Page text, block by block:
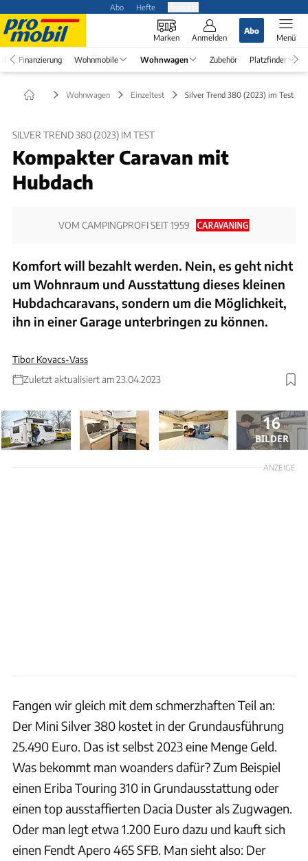
Abo Hefte
Marken Anmelden
Abo
Menü
Finanzierung Wohnmobile Wohnwagen Zubehör Platzfinder
Wohnwagen Einzeltest Silver Trend 380 (2023) im Test
SILVER TREND 380 (2023) IM TEST
Kompakter Caravan mit
Hubdach
VOM CAMPINGPROFI SEIT 1959
Komfort will bezahlt werden. Nein, es geht nicht
um Wohnraum und Ausstattung dieses kleinen
Hubdachcaravans, sondern um die Möglichkeit,
ihn in einer Garage unterbringen zu können.
Tibor Kovacs-Vass
Zuletzt aktualisiert am 23.04.2023
16
BILDER
ANZEIGE
Fangen wir gleich mit dem schmerzhaften Teil an:
Der Mini Silver 380 kostet in der Grundausführung
25.490 Euro. Das ist selbst 2023 eine Menge Geld.
Was bekommt man woanders dafür? Zum Beispiel
einen Eriba Touring 310 in Grundausstattung oder
einen top ausstaffierten Dacia Duster als Zugwagen.
Oder man legt etwa 1.200 Euro dazu und kauft sich
einen Fendt Apero 465 SFB. Man sieht also: Der